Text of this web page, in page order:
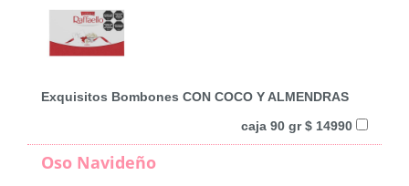
Exquisitos Bombones CON COCO Y ALMENDRAS
caja 90 gr $ 14990
Oso Navideño